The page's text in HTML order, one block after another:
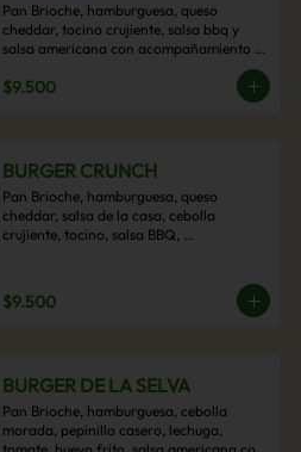
Pan Brioche, hamburguesa, queso
cheddar, tocino crujiente, salsa bbq y
salsa americana con acompañamiento
$9.500
BURGER CRUNCH
Pan Brioche, hamburguesa, queso
cheddar, salsa de la casa, cebolla
crujiente, tocino, salsa BBQ,
$9.500
BURGER DE LA SELVA
Pan Brioche, hamburguesa, cebolla
morada, pepinillo casero, lechuga,